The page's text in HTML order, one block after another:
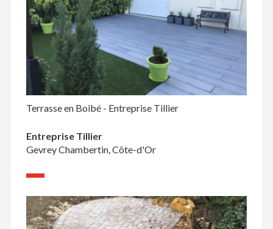
Terrasse en Boibé - Entreprise Tillier
Entreprise Tillier
Gevrey Chambertin, Côte-d'Or